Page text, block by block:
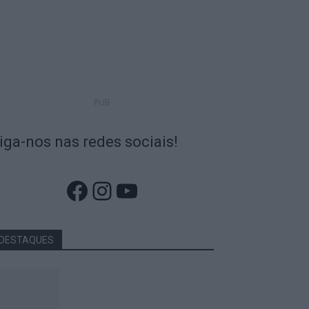
nos nas redes sociais!
Facebook
Instagram
YouTube